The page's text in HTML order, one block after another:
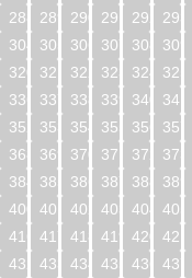
288
289 290 291 292 293
304
305 306 307 308 309
320
321 322 323 324 325
336
337 338 339 340 341
352
353 354 355 356 357
368
369 370 371 372 373
384
385 386 387 388 389
400
401 402 403 404 405
416
417 418 419 420 421
432
433 434 435 436 437